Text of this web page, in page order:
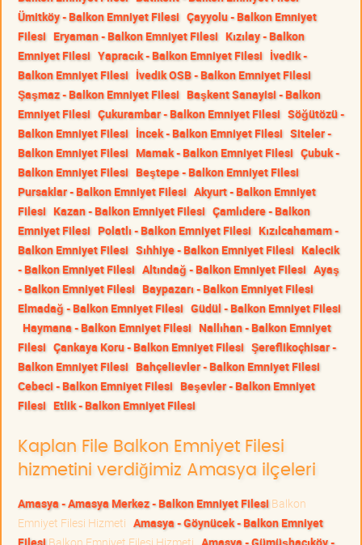
Ümitköy - Balkon Emniyet Filesi Çayyolu - Balkon Emniyet
Filesi Eryaman - Balkon Emniyet Filesi Kızılay - Balkon
Emniyet Filesi Yapracık - Balkon Emniyet Filesi İvedik -
Balkon Emniyet Filesi İvedik OSB - Balkon Emniyet Filesi
Şaşmaz - Balkon Emniyet Filesi Başkent Sanayisi - Balkon
Emniyet Filesi Çukurambar - Balkon Emniyet Filesi Söğütözü -
Balkon Emniyet Filesi İncek - Balkon Emniyet Filesi Siteler -
Balkon Emniyet Filesi Mamak - Balkon Emniyet Filesi Çubuk -
Balkon Emniyet Filesi Beştepe - Balkon Emniyet Filesi
Pursaklar - Balkon Emniyet Filesi Akyurt - Balkon Emniyet
Filesi Kazan - Balkon Emniyet Filesi Çamlıdere - Balkon
Emniyet Filesi Polatlı - Balkon Emniyet Filesi Kızılcahamam -
Balkon Emniyet Filesi Sıhhiye - Balkon Emniyet Filesi Kalecik
- Balkon Emniyet Filesi Altındağ - Balkon Emniyet Filesi Ayaş
- Balkon Emniyet Filesi Baypazarı - Balkon Emniyet Filesi
Elmadağ - Balkon Emniyet Filesi Güdül - Balkon Emniyet Filesi
Haymana - Balkon Emniyet Filesi Nallıhan - Balkon Emniyet
Filesi Çankaya Koru - Balkon Emniyet Filesi Şereflikoçhisar -
Balkon Emniyet Filesi Bahçelievler - Balkon Emniyet Filesi
Cebeci - Balkon Emniyet Filesi Beşevler - Balkon Emniyet
Filesi Etlik - Balkon Emniyet Filesi
Kaplan File Balkon Emniyet Filesi
hizmetini verdiğimiz Amasya ilçeleri
Amasya - Amasya Merkez - Balkon Emniyet Filesi Balkon
Emniyet Filesi Hizmeti Amasya - Göynücek - Balkon Emniyet
Filesi Balkon Emniyet Filesi Hizmeti Amasya - Gümüşhacıköy -